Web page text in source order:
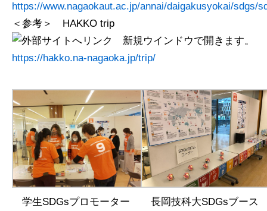
https://www.nagaokaut.ac.jp/annai/daigakusyokai/sdgs/
＜参考＞ HAKKO trip
https://hakko.na-nagaoka.jp/trip/
学生SDGsプロモーター 長岡技科大SDGsブース